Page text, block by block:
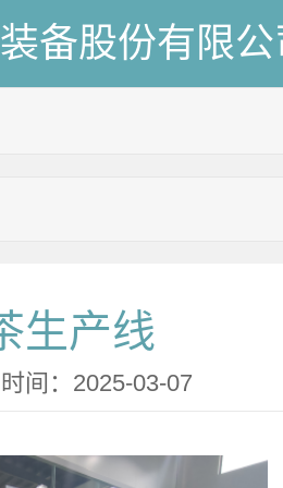
备股份有限公
生产线
间：2025-03-07